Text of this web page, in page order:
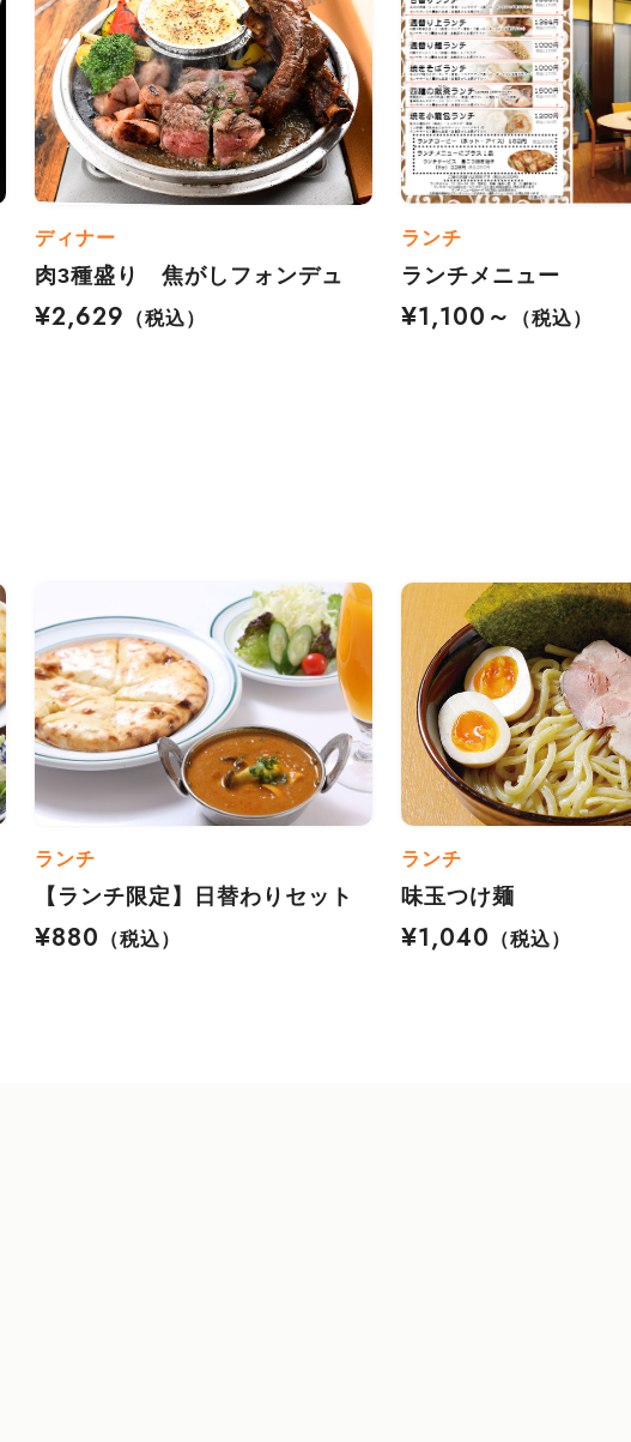
ディナー
肉3種盛り 焦がしフォンデュ
¥2,629
（税込）
ランチ
ランチメニュー
¥1,100～
（税込）
ランチ
【ランチ限定】日替わりセット
¥880
（税込）
ランチ
味玉つけ麺
¥1,040
（税込）